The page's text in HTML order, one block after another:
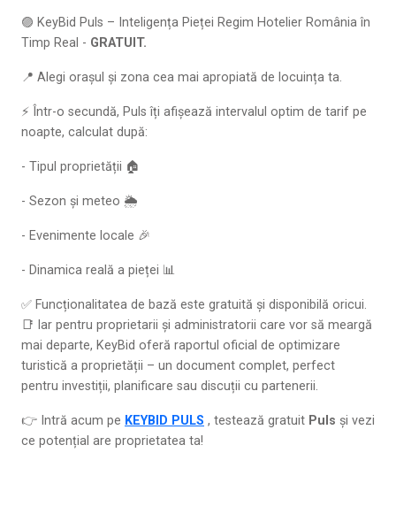
🟣 KeyBid Puls – Inteligența Pieței Regim Hotelier România în
Timp Real - GRATUIT.
📍 Alegi orașul și zona cea mai apropiată de locuința ta.
⚡ Într-o secundă, Puls îți afișează intervalul optim de tarif pe
noapte, calculat după:
- Tipul proprietății 🏠
- Sezon și meteo 🌦️
- Evenimente locale 🎉
- Dinamica reală a pieței 📊
✅ Funcționalitatea de bază este gratuită și disponibilă oricui.
📑 Iar pentru proprietarii și administratorii care vor să meargă
mai departe, KeyBid oferă raportul oficial de optimizare
turistică a proprietății – un document complet, perfect
pentru investiții, planificare sau discuții cu partenerii.
👉 Intră acum pe KEYBID PULS , testează gratuit Puls și vezi
ce potențial are proprietatea ta!